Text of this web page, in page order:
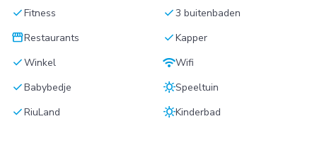
checkFitness check3 buitenbaden
storefrontRestaurants checkKapper
checkWinkel wifiWifi
checkBabybedje sunnySpeeltuin
checkRiuLand sunnyKinderbad